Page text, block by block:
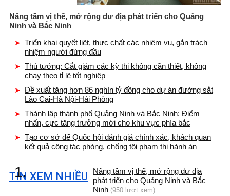
Nâng tầm vị thế, mở rộng dư địa phát triển cho Quảng
Ninh và Bắc Ninh
Triển khai quyết liệt, thực chất các nhiệm vụ, gắn trách
nhiệm người đứng đầu
Thủ tướng: Cắt giảm các kỳ thi không cần thiết, không
chạy theo tỉ lệ tốt nghiệp
Đề xuất tăng hơn 86 nghìn tỷ đồng cho dự án đường sắt
Lào Cai-Hà Nội-Hải Phòng
Thành lập thành phố Quảng Ninh và Bắc Ninh: Điểm
nhấn, cực tăng trưởng mới cho khu vực phía bắc
Tạo cơ sở để Quốc hội đánh giá chính xác, khách quan
kết quả công tác phòng, chống tội phạm thi hành án
TIN XEM NHIỀU
1.
Nâng tầm vị thế, mở rộng dư địa
phát triển cho Quảng Ninh và Bắc
Ninh (950 lượt xem)